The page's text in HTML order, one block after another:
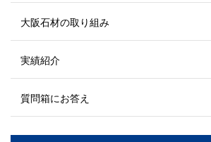
大阪石材の取り組み
実績紹介
質問箱にお答え